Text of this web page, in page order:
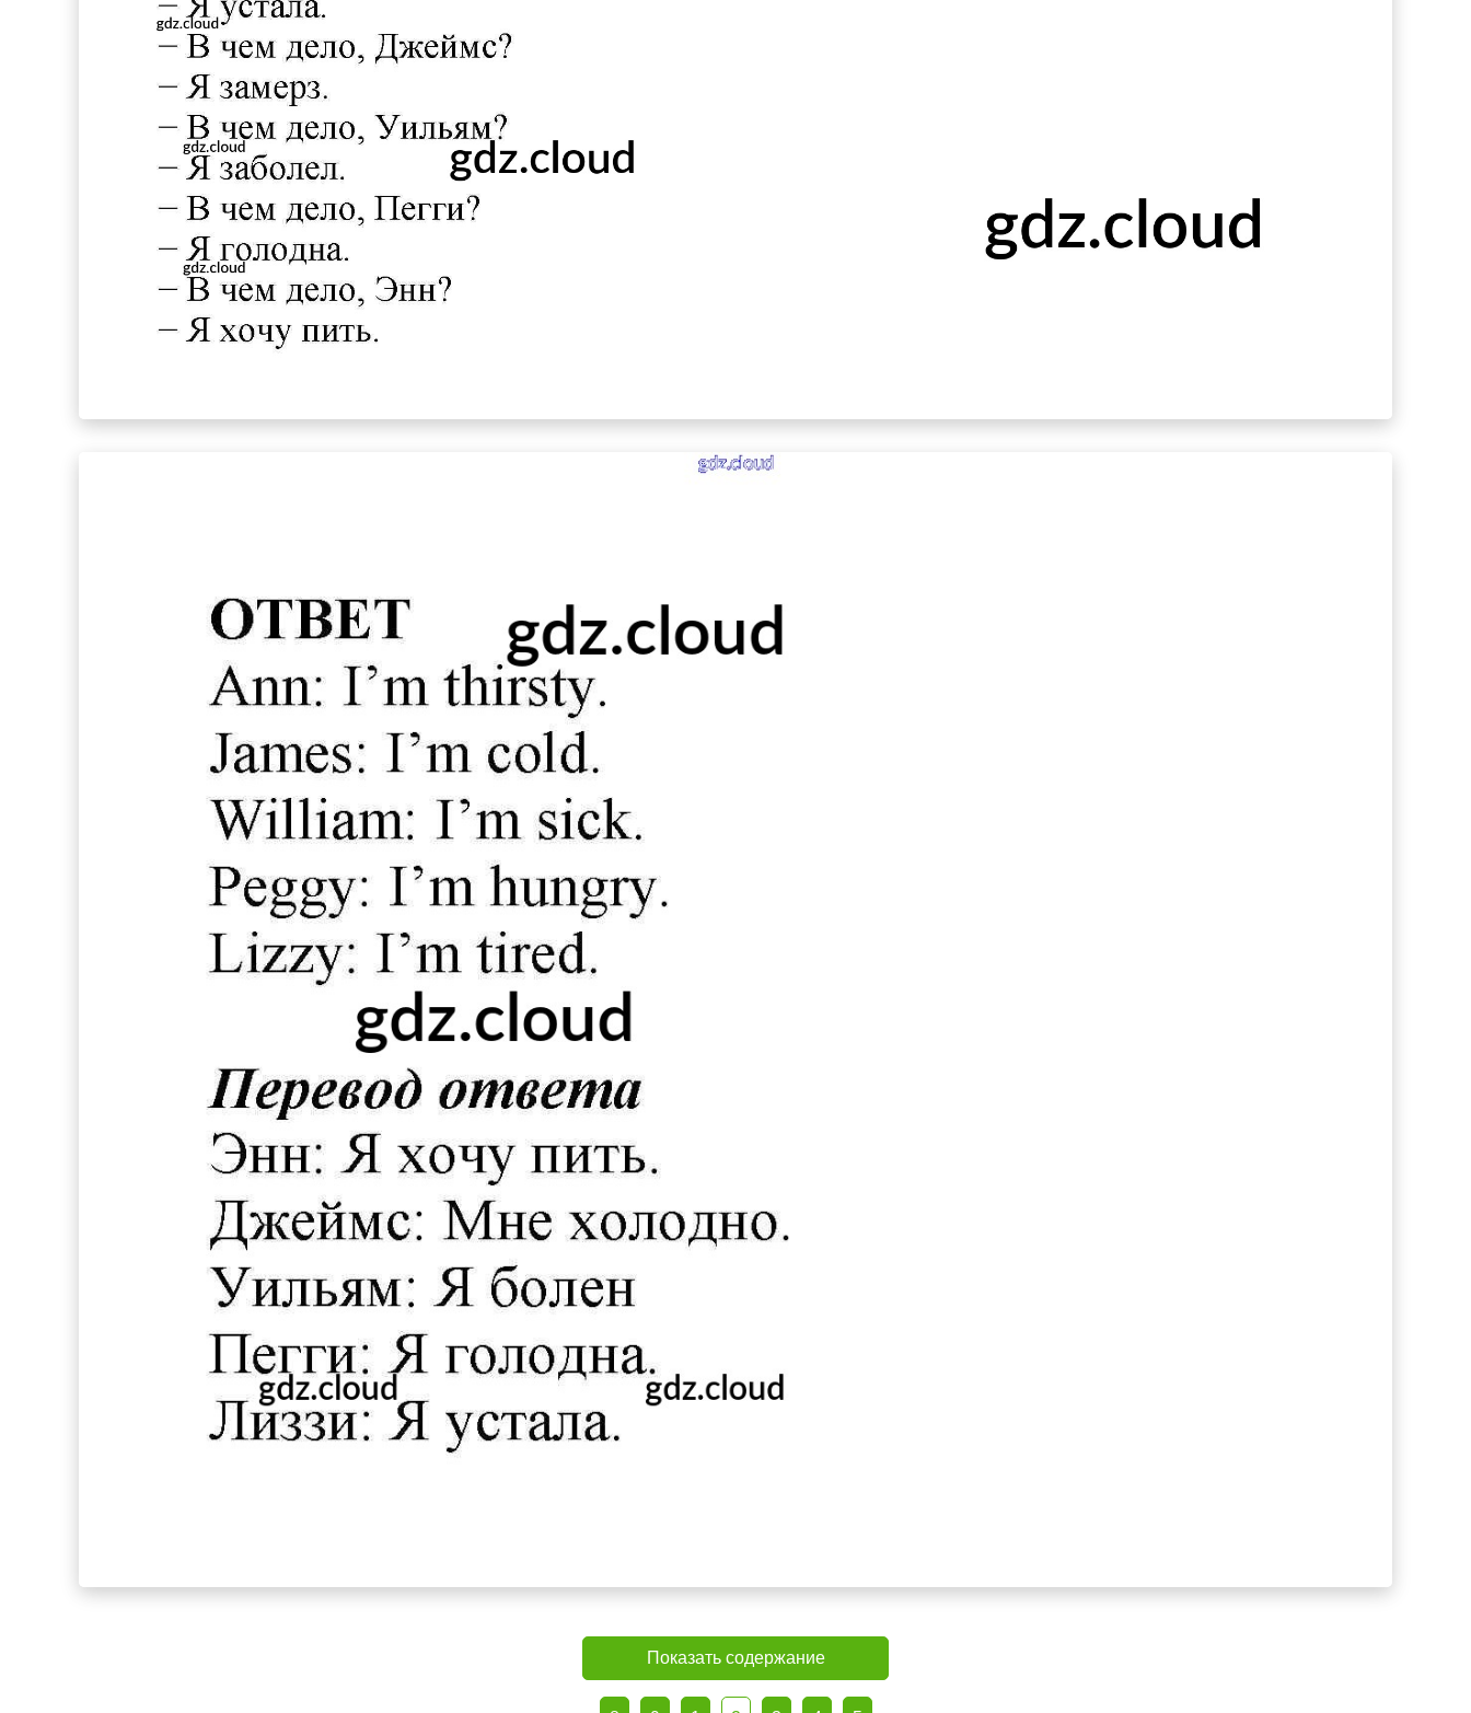
Показать содержание